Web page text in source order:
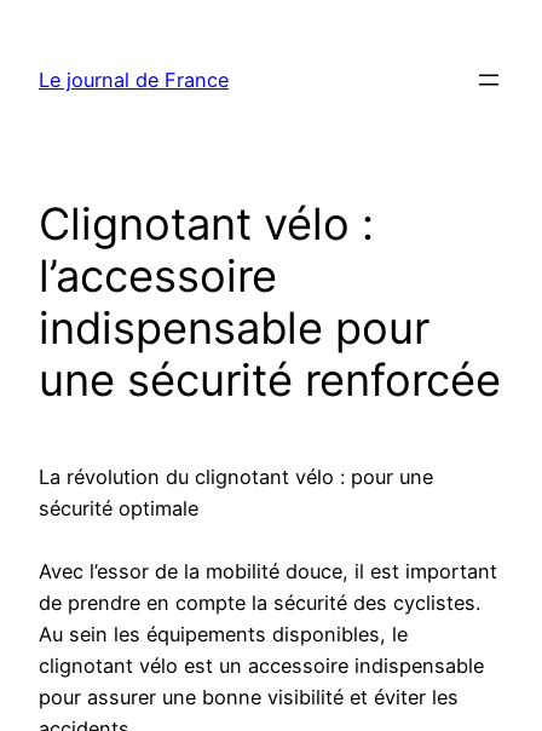
contenu
Le journal de France
Clignotant vélo :
l’accessoire
indispensable pour
une sécurité renforcée
La révolution du clignotant vélo : pour une
sécurité optimale
Avec l’essor de la mobilité douce, il est important
de prendre en compte la sécurité des cyclistes.
Au sein les équipements disponibles, le
clignotant vélo est un accessoire indispensable
pour assurer une bonne visibilité et éviter les